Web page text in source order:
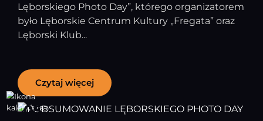
Lęborskiego Photo Day”, którego organizatorem
było Lęborskie Centrum Kultury „Fregata” oraz
Lęborski Klub...
Czytaj więcej
05